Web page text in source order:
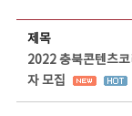
제목
2022 충북콘텐츠
자 모집